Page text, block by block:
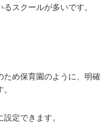
スクールが多いです。
ため保育園のように、明確
定できます。